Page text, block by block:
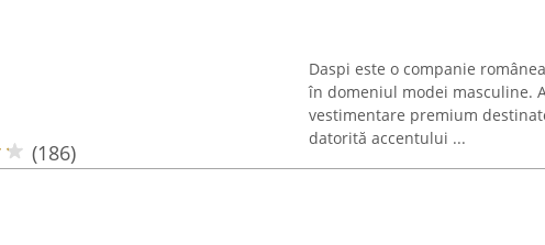
(186)
Daspi este o companie
în domeniul modei masculine.
vestimentare premium
datorită accentului ...